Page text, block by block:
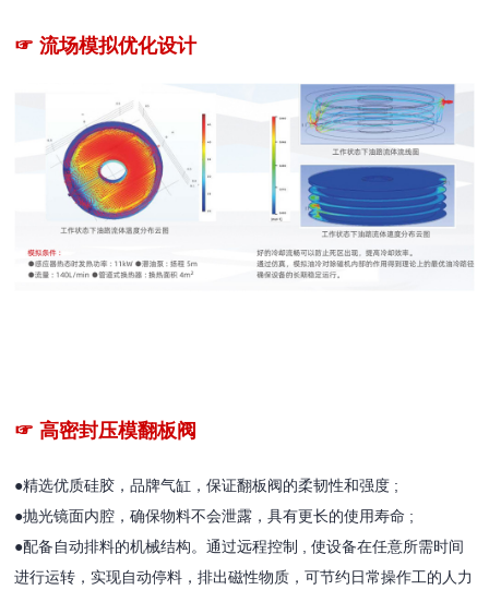
☞ 流场模拟优化设计
☞ 高密封压模翻板阀
●精选优质硅胶，品牌气缸，保证翻板阀的柔韧性和强度 ;
●抛光镜面内腔，确保物料不会泄露，具有更长的使用寿命 ;
●配备自动排料的机械结构。通过远程控制 , 使设备在任意所需时间
进行运转，实现自动停料，排出磁性物质，可节约日常操作工的人力